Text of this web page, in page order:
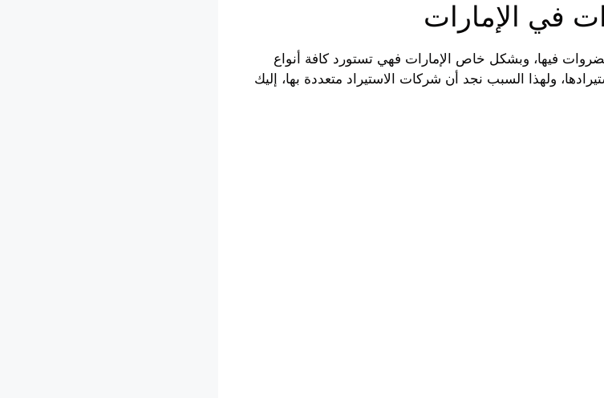
في الإمارات
فيها، وبشكل خاص الإمارات فهي تستورد كافة أنواع
ولهذا السبب نجد أن شركات الاستيراد متعددة بها، إليك